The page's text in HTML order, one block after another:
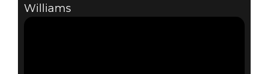
Williams